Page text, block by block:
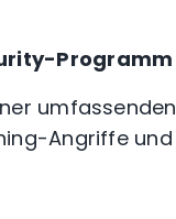
Angriffe